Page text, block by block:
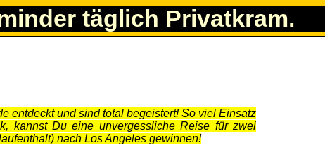
täglich Privatkram.
entdeckt und sind total begeistert! So viel Einsatz
kannst Du eine unvergessliche Reise für zwei
nach Los Angeles gewinnen!